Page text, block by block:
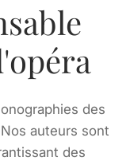
des
auteurs sont
des